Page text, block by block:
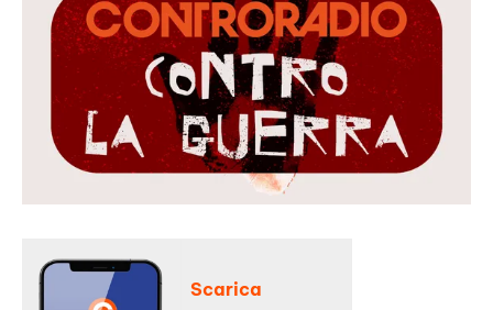
Scarica